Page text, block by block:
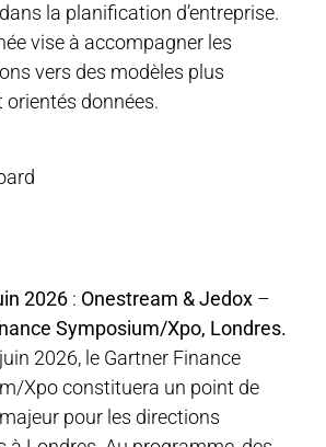
la planification d’entreprise.
vise à accompagner les
vers des modèles plus
orientés données.
2026 : Onestream & Jedox –
Symposium/Xpo, Londres.
2026, le Gartner Finance
Xpo constituera un point de
pour les directions